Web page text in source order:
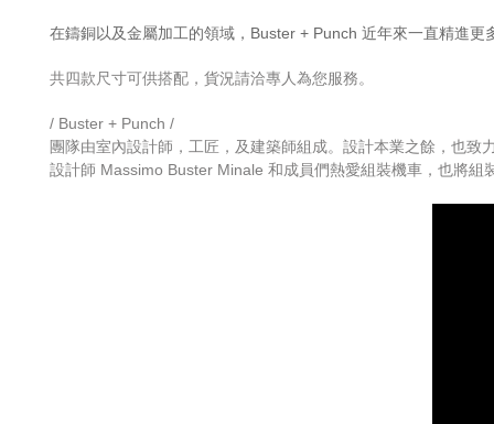
在鑄銅以及金屬加工的領域，Buster + Punch 近年來一直精進
共四款尺寸可供搭配， 貨況請洽專人為您服務。
/ Buster + Punch /
團隊由室內設計師，工匠，及建築師組成。設計本業之餘，也
設計師 Massimo Buster Minale 和成員們熱愛組裝機車，也將